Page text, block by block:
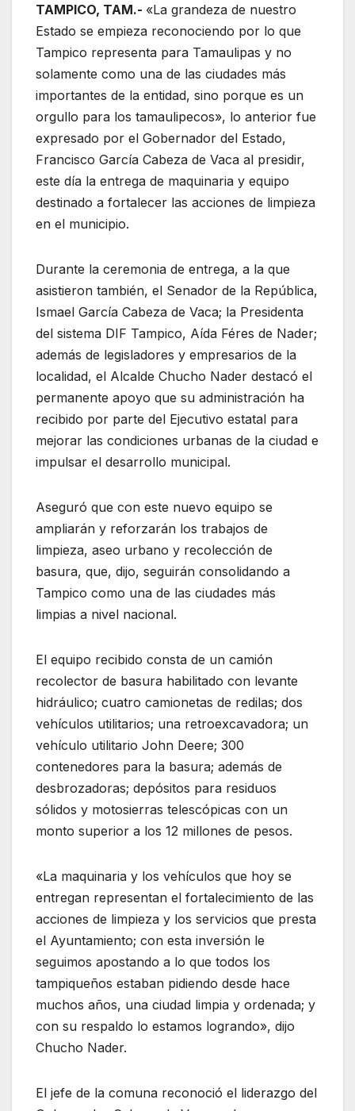
TAMPICO, TAM.- «La grandeza de nuestro
Estado se empieza reconociendo por lo que
Tampico representa para Tamaulipas y no
solamente como una de las ciudades más
importantes de la entidad, sino porque es un
orgullo para los tamaulipecos», lo anterior fue
expresado por el Gobernador del Estado,
Francisco García Cabeza de Vaca al presidir,
este día la entrega de maquinaria y equipo
destinado a fortalecer las acciones de limpieza
en el municipio.
Durante la ceremonia de entrega, a la que
asistieron también, el Senador de la República,
Ismael García Cabeza de Vaca; la Presidenta
del sistema DIF Tampico, Aída Féres de Nader;
además de legisladores y empresarios de la
localidad, el Alcalde Chucho Nader destacó el
permanente apoyo que su administración ha
recibido por parte del Ejecutivo estatal para
mejorar las condiciones urbanas de la ciudad e
impulsar el desarrollo municipal.
Aseguró que con este nuevo equipo se
ampliarán y reforzarán los trabajos de
limpieza, aseo urbano y recolección de
basura, que, dijo, seguirán consolidando a
Tampico como una de las ciudades más
limpias a nivel nacional.
El equipo recibido consta de un camión
recolector de basura habilitado con levante
hidráulico; cuatro camionetas de redilas; dos
vehículos utilitarios; una retroexcavadora; un
vehículo utilitario John Deere; 300
contenedores para la basura; además de
desbrozadoras; depósitos para residuos
sólidos y motosierras telescópicas con un
monto superior a los 12 millones de pesos.
«La maquinaria y los vehículos que hoy se
entregan representan el fortalecimiento de las
acciones de limpieza y los servicios que presta
el Ayuntamiento; con esta inversión le
seguimos apostando a lo que todos los
tampiqueños estaban pidiendo desde hace
muchos años, una ciudad limpia y ordenada; y
con su respaldo lo estamos logrando», dijo
Chucho Nader.
El jefe de la comuna reconoció el liderazgo del